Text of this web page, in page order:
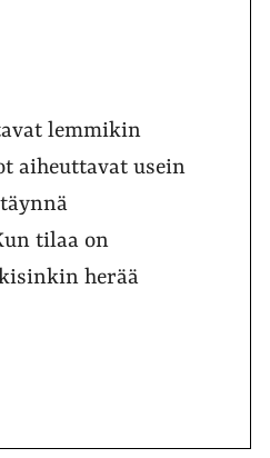
lemmikin
aiheuttavat usein
tilaa on
herää